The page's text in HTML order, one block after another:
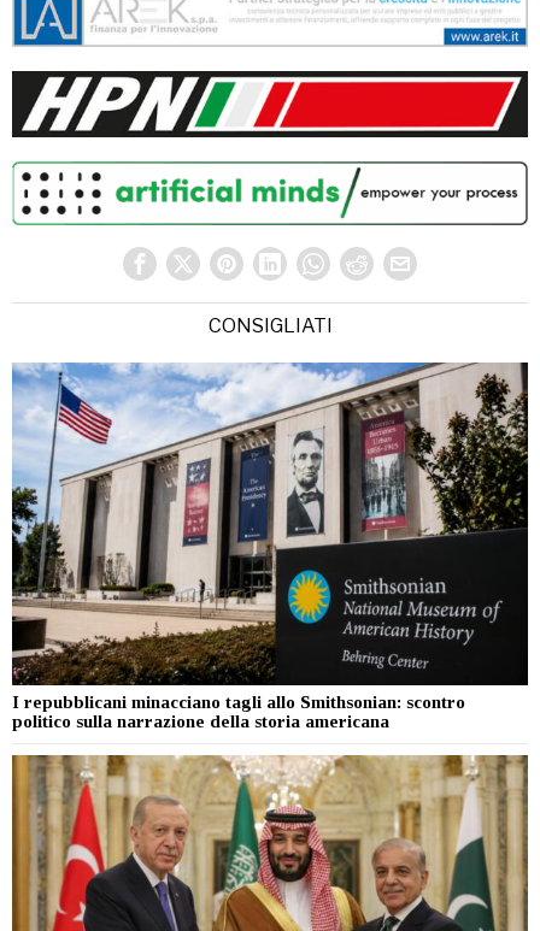
CONSIGLIATI
I repubblicani minacciano tagli allo Smithsonian: scontro
politico sulla narrazione della storia americana